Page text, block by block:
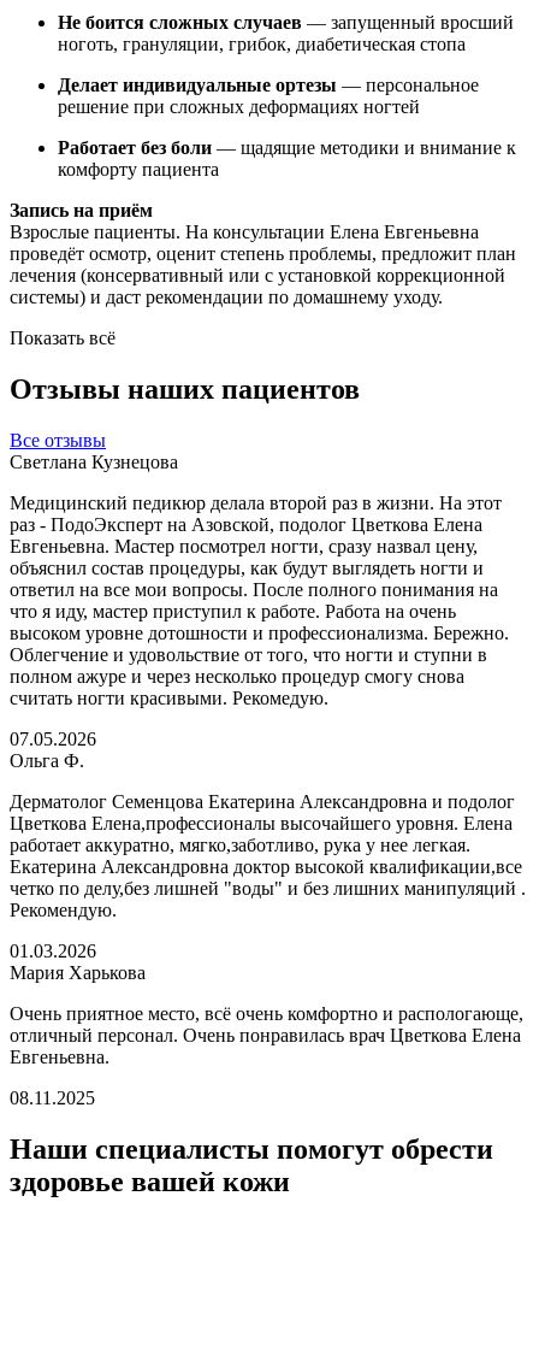
Не боится сложных случаев — запущенный вросший
ноготь, грануляции, грибок, диабетическая стопа
Делает индивидуальные ортезы — персональное
решение при сложных деформациях ногтей
Работает без боли — щадящие методики и внимание к
комфорту пациента
Запись на приём
Взрослые пациенты. На консультации Елена Евгеньевна
проведёт осмотр, оценит степень проблемы, предложит план
лечения (консервативный или с установкой коррекционной
системы) и даст рекомендации по домашнему уходу.
Показать всё
Отзывы наших пациентов
Все отзывы
Светлана Кузнецова
Медицинский педикюр делала второй раз в жизни. На этот
раз - ПодоЭксперт на Азовской, подолог Цветкова Елена
Евгеньевна. Мастер посмотрел ногти, сразу назвал цену,
объяснил состав процедуры, как будут выглядеть ногти и
ответил на все мои вопросы. После полного понимания на
что я иду, мастер приступил к работе. Работа на очень
высоком уровне дотошности и профессионализма. Бережно.
Облегчение и удовольствие от того, что ногти и ступни в
полном ажуре и через несколько процедур смогу снова
считать ногти красивыми. Рекомедую.
07.05.2026
Ольга Ф.
Дерматолог Семенцова Екатерина Александровна и подолог
Цветкова Елена,профессионалы высочайшего уровня. Елена
работает аккуратно, мягко,заботливо, рука у нее легкая.
Екатерина Александровна доктор высокой квалификации,все
четко по делу,без лишней "воды" и без лишних манипуляций .
Рекомендую.
01.03.2026
Мария Харькова
Очень приятное место, всё очень комфортно и распологающе,
отличный персонал. Очень понравилась врач Цветкова Елена
Евгеньевна.
08.11.2025
Наши специалисты помогут обрести
здоровье вашей кожи